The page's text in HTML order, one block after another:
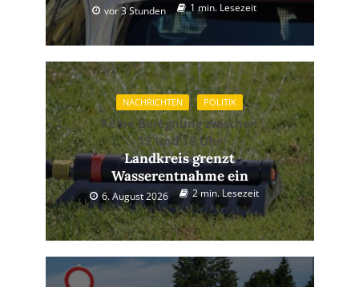
vor 3 Stunden 1 min. Lesezeit
NACHRICHTEN POLITIK
Keine Beregnung zwischen
12 und 18 Uhr
Landkreis grenzt
Wasserentnahme ein
6. August 2026 2 min. Lesezeit